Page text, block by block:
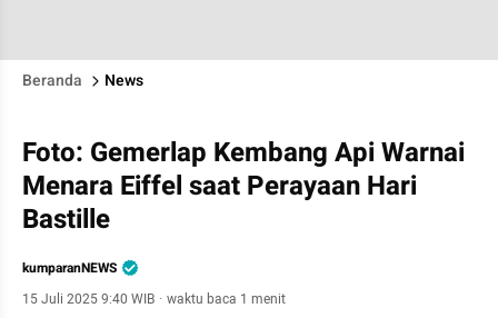
Beranda News
Foto: Gemerlap Kembang Api Warnai
Menara Eiffel saat Perayaan Hari
Bastille
kumparanNEWS
15 Juli 2025 9:40 WIB · waktu baca 1 menit